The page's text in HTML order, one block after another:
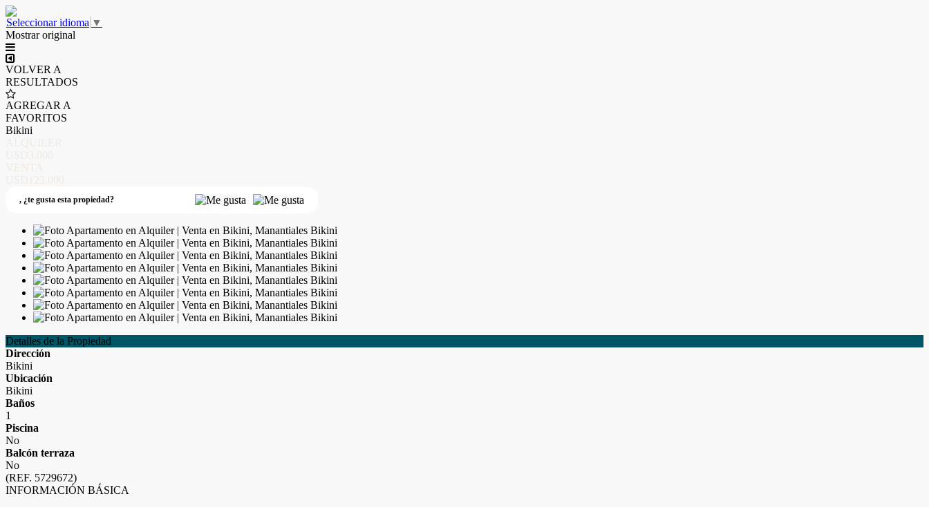
Seleccionar idioma ▼
Mostrar original
VOLVER A
RESULTADOS
AGREGAR A
FAVORITOS
Bikini
ALQUILER
USD3.000
VENTA
USD123.000
, ¿te gusta esta propiedad?
Detalles de la Propiedad
Dirección
Bikini
Ubicación
Bikini
Baños
1
Piscina
No
Balcón terraza
No
(REF. 5729672)
INFORMACIÓN BÁSICA